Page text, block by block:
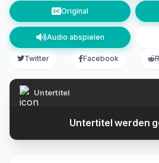
Original
Audio abspielen
Twitter Facebook
Untertitel
Untertitel werden